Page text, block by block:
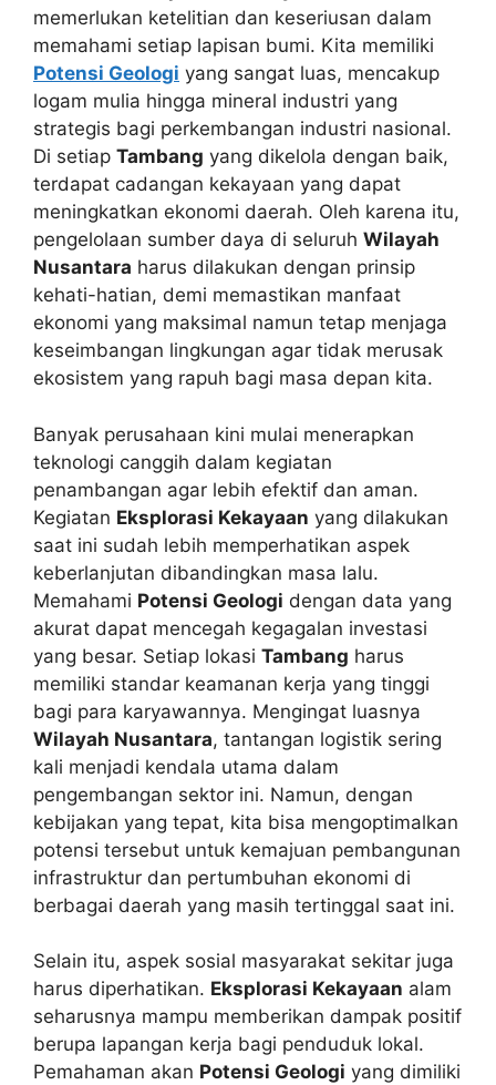
memerlukan ketelitian dan keseriusan dalam
memahami setiap lapisan bumi. Kita memiliki
Potensi Geologi yang sangat luas, mencakup
logam mulia hingga mineral industri yang
strategis bagi perkembangan industri nasional.
Di setiap Tambang yang dikelola dengan baik,
terdapat cadangan kekayaan yang dapat
meningkatkan ekonomi daerah. Oleh karena itu,
pengelolaan sumber daya di seluruh Wilayah
Nusantara harus dilakukan dengan prinsip
kehati-hatian, demi memastikan manfaat
ekonomi yang maksimal namun tetap menjaga
keseimbangan lingkungan agar tidak merusak
ekosistem yang rapuh bagi masa depan kita.
Banyak perusahaan kini mulai menerapkan
teknologi canggih dalam kegiatan
penambangan agar lebih efektif dan aman.
Kegiatan Eksplorasi Kekayaan yang dilakukan
saat ini sudah lebih memperhatikan aspek
keberlanjutan dibandingkan masa lalu.
Memahami Potensi Geologi dengan data yang
akurat dapat mencegah kegagalan investasi
yang besar. Setiap lokasi Tambang harus
memiliki standar keamanan kerja yang tinggi
bagi para karyawannya. Mengingat luasnya
Wilayah Nusantara, tantangan logistik sering
kali menjadi kendala utama dalam
pengembangan sektor ini. Namun, dengan
kebijakan yang tepat, kita bisa mengoptimalkan
potensi tersebut untuk kemajuan pembangunan
infrastruktur dan pertumbuhan ekonomi di
berbagai daerah yang masih tertinggal saat ini.
Selain itu, aspek sosial masyarakat sekitar juga
harus diperhatikan. Eksplorasi Kekayaan alam
seharusnya mampu memberikan dampak positif
berupa lapangan kerja bagi penduduk lokal.
Pemahaman akan Potensi Geologi yang dimiliki